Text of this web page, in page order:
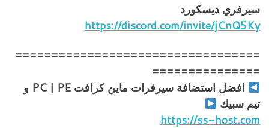
سيرفري ديسكورد
https://discord.com/invite/jCnQ5Ky
==================================
===============
افضل استضافة سيرفرات ماين كرافت PC | PE و
تيم سبيك
https://ss-host.com